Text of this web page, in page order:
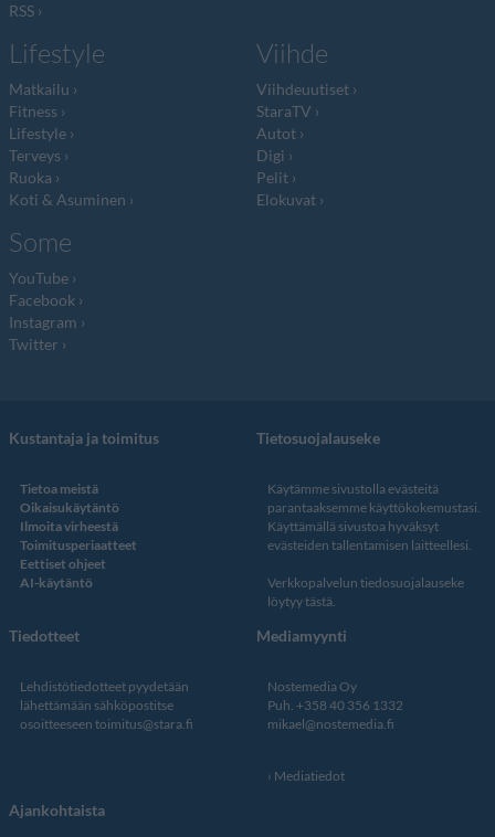
RSS
Lifestyle
Matkailu
Fitness
Lifestyle
Terveys
Ruoka
Koti & Asuminen
Viihde
Viihdeuutiset
StaraTV
Autot
Digi
Pelit
Elokuvat
Some
YouTube
Facebook
Instagram
Twitter
Kustantaja ja toimitus
Tietoa meistä
Oikaisukäytäntö
Ilmoita virheestä
Toimitusperiaatteet
Eettiset ohjeet
AI-käytäntö
Tietosuojalauseke
Käytämme sivustolla evästeitä
parantaaksemme käyttökokemustasi.
Käyttämällä sivustoa hyväksyt
evästeiden tallentamisen laitteellesi.
Verkkopalvelun tiedosuojalauseke
löytyy tästä.
Tiedotteet
Lehdistötiedotteet pyydetään
lähettämään sähköpostitse
osoitteeseen toimitus@stara.fi
Mediamyynti
Nostemedia Oy
Puh. +358 40 356 1332
mikael@nostemedia.fi
Mediatiedot
Ajankohtaista